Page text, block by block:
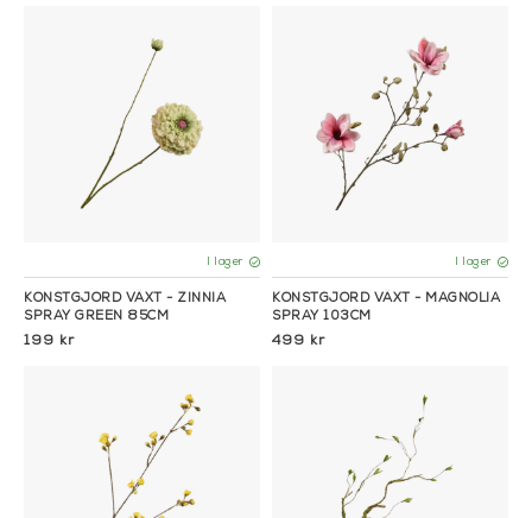
I lager
KONSTGJORD VÄXT - ZINNIA
SPRAY GREEN 85CM
199 kr
I lager
KONSTGJORD VÄXT - MAGNOLIA
SPRAY 103CM
499 kr